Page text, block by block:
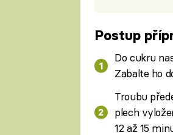
Postup
Do cukru
Zabalte ho
Troubu
plech
12 až 15